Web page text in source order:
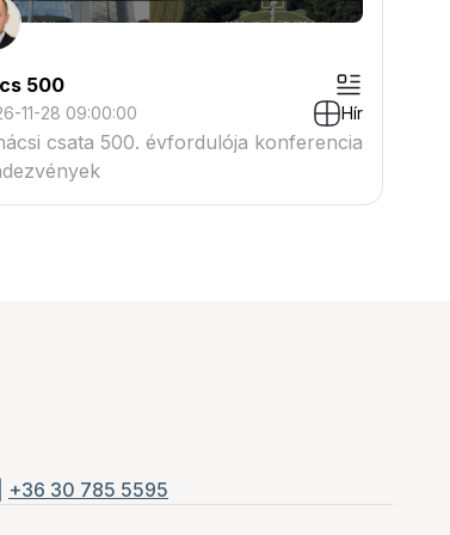
500
11-28 09:00:00 Hír
csata 500. évfordulója konferencia
+36 30 785 5595